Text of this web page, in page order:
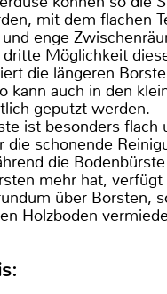
mit dem flachen
enge
Möglichkeit
die längeren
kann auch in den
geputzt werden.
ist besonders flach
die schonende
die
mehr hat, verfügt
über Borsten,
Holzboden